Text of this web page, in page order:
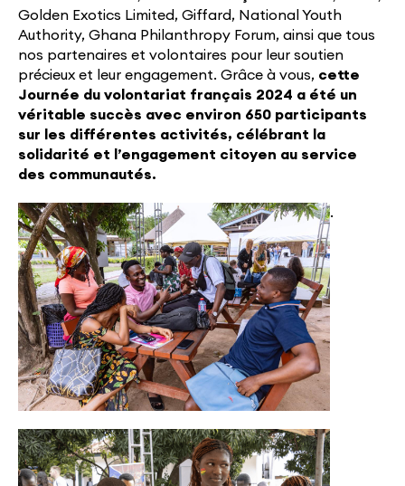
Golden Exotics Limited, Giffard, National Youth
Authority, Ghana Philanthropy Forum, ainsi que tous
nos partenaires et volontaires pour leur soutien
précieux et leur engagement. Grâce à vous, cette
Journée du volontariat français 2024 a été un
véritable succès avec environ 650 participants
sur les différentes activités, célébrant la
solidarité et l’engagement citoyen au service
des communautés.
.